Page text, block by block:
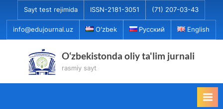
Sayt test rejimida ISSN-2181-3051 (71) 207-03-43
info@edujournal.uz Oʻzbek Русский English
O‘zbekistonda oliy ta'lim jurnali
rasmiy sayt